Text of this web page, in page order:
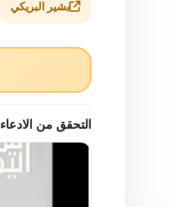
بشير البريكي
التحقق من الادعاء